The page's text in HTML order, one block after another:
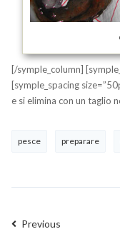
[/symple_column]
[symple_spacing
e si elimina con un taglio
pesce preparare
Previous